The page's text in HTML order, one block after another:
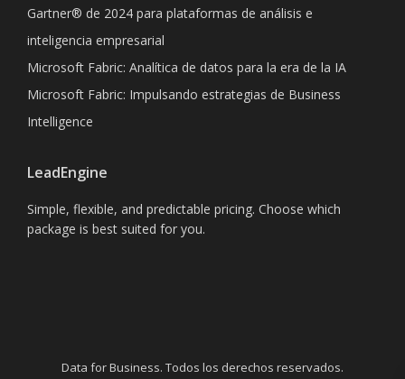
Gartner® de 2024 para plataformas de análisis e
inteligencia empresarial
Microsoft Fabric: Analítica de datos para la era de la IA
Microsoft Fabric: Impulsando estrategias de Business
Intelligence
LeadEngine
Simple, flexible, and predictable pricing. Choose which
package is best suited for you.
Data for Business. Todos los derechos reservados.